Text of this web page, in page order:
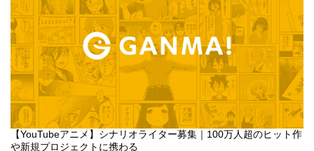
【YouTubeアニメ】シナリオライター募集｜100万人超のヒット作
や新規プロジェクトに携わる